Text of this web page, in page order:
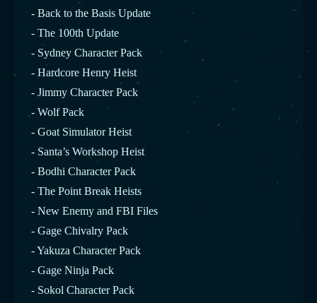
- Back to the Basis Update
- The 100th Update
- Sydney Character Pack
- Hardcore Henry Heist
- Jimmy Character Pack
- Wolf Pack
- Goat Simulator Heist
- Santa’s Workshop Heist
- Bodhi Character Pack
- The Point Break Heists
- New Enemy and FBI Files
- Gage Chivalry Pack
- Yakuza Character Pack
- Gage Ninja Pack
- Sokol Character Pack